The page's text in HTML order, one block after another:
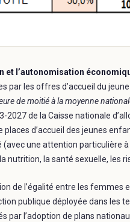
et l’autonomisation
par les offres d’accueil du
de moitié à la moyenne
2027 de la Caisse nationale
places d’accueil des jeunes
une attention particulière
nutrition, la santé sexuelle, les
de l’égalité entre les femmes
publique déployée dans les
par l’adoption de plans